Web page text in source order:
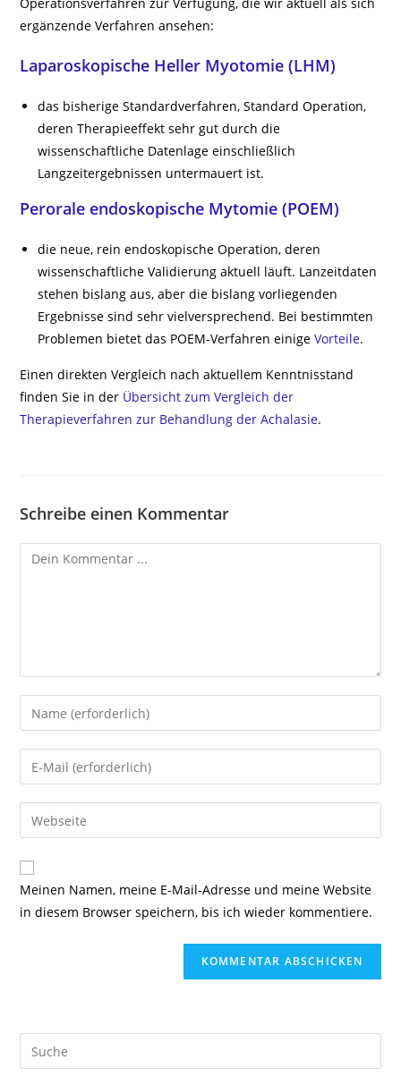
ergänzende Verfahren ansehen:
Laparoskopische Heller Myotomie (LHM)
das bisherige Standardverfahren, Standard Operation,
deren Therapieeffekt sehr gut durch die
wissenschaftliche Datenlage einschließlich
Langzeitergebnissen untermauert ist.
Perorale endoskopische Mytomie (POEM)
die neue, rein endoskopische Operation, deren
wissenschaftliche Validierung aktuell läuft. Lanzeitdaten
stehen bislang aus, aber die bislang vorliegenden
Ergebnisse sind sehr vielversprechend. Bei bestimmten
Problemen bietet das POEM-Verfahren einigeVorteile.
Einen direkten Vergleich nach aktuellem Kenntnisstand
finden Sie in der Übersicht zum Vergleich der
Therapieverfahren zur Behandlung der Achalasie.
Schreibe einen Kommentar
Kommentieren
Gib
deinen
Namen
oder
zum
Kommentieren
ein
Gib
deine
E-
Mail-
zum
Kommentieren
ein
Gib
deine
Website-
URL
Meinen Namen, meine E-Mail-Adresse und meine Website
in diesem Browser speichern, bis ich wieder kommentiere.